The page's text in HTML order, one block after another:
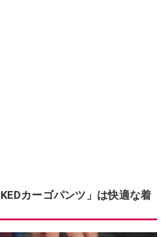
カーゴパンツ」は快適な着